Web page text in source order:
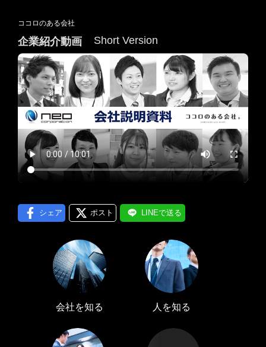
通知設定
メール通知
LINE通知
ココロのある会社
企業紹介動画 Short Version
シェア ポスト LINEで送る
会社を知る 人を知る
にはプロフィール画像のアップロードが必要です
プロフィール編集する ＞
会員登録する ＞
ログインする ＞